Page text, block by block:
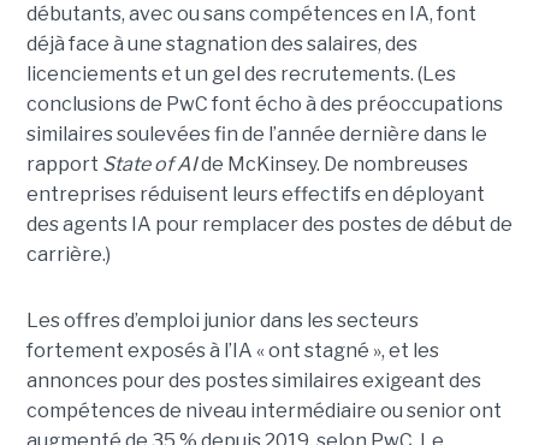
débutants, avec ou sans compétences en IA, font
déjà face à une stagnation des salaires, des
licenciements et un gel des recrutements. (Les
conclusions de PwC font écho à des préoccupations
similaires soulevées fin de l’année dernière dans le
rapport State of AIde McKinsey. De nombreuses
entreprises réduisent leurs effectifs en déployant
des agents IA pour remplacer des postes de début de
carrière.)
Les offres d’emploi junior dans les secteurs
fortement exposés à l’IA « ont stagné », et les
annonces pour des postes similaires exigeant des
compétences de niveau intermédiaire ou senior ont